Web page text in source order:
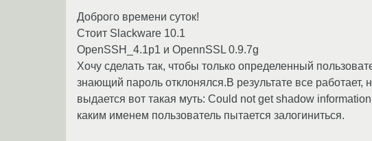
Доброго времени суток!
Стоит Slackware 10.1
OpenSSH_4.1p1 и OpennSSL 0.9.7g
Хочу сделать так, чтобы только определенный
знающий пароль отклонялся.В результате все
выдается вот такая муть: Could not get shadow
каким именем пользователь пытается залогиниться.